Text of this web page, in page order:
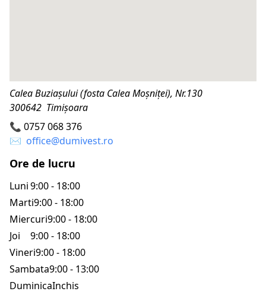
Calea Buziaşului (fosta Calea Moşniţei), Nr.130
300642 Timișoara
📞 0757 068 376
✉️ office@dumivest.ro
Ore de lucru
Luni9:00 - 18:00
Marti9:00 - 18:00
Miercuri9:00 - 18:00
Joi
9:00 - 18:00
Vineri9:00 - 18:00
Sambata9:00 - 13:00
DuminicaInchis